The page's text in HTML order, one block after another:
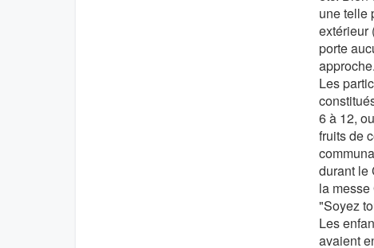
une telle
extérieur
porte
approche.
Les
6 à 12,
fruits de
durant le
la
"Soyez
Les
avaient